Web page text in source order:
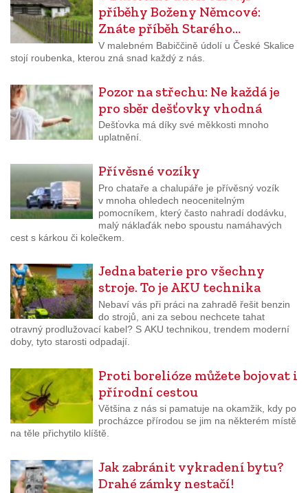
příběhy Boženy Němcové:
Znáte příběh Starého…
V malebném Babiččině údolí u České Skalice
stojí roubenka, kterou zná snad každý z nás.
Pozor na střechu: Ne každá je
pro sběr dešťovky vhodná
Dešťovka má díky své měkkosti mnoho
uplatnění.
Přívěsné vozíky
Pro chataře a chalupáře je přívěsný vozík
v mnoha ohledech neocenitelným
pomocníkem, který často nahradí dodávku,
malý náklaďák nebo spoustu namáhavých
cest s kárkou či kolečkem.
Jedna baterie pro všechny
stroje. To je AKU technika
Nebaví vás při práci na zahradě řešit benzin
do strojů, ani za sebou nechcete tahat
otravný prodlužovací kabel? S AKU technikou, trendem moderní
doby, tyto starosti odpadají.
Proti borelióze můžete bojovat i
přírodní cestou
Většina z nás si pamatuje na okamžik, kdy po
procházce přírodou se jim na některém místě
na těle přichytilo klíště.
Jak zabránit vykradení bytu?
Drahé zámky nestačí!